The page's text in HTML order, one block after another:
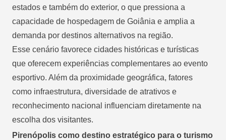
estados e também do exterior, o que pressiona a
capacidade de hospedagem de Goiânia e amplia a
demanda por destinos alternativos na região.
Esse cenário favorece cidades históricas e turísticas
que oferecem experiências complementares ao evento
esportivo. Além da proximidade geográfica, fatores
como infraestrutura, diversidade de atrativos e
reconhecimento nacional influenciam diretamente na
escolha dos visitantes.
Pirenópolis como destino estratégico para o turismo